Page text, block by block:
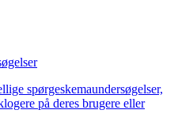
spørgeskemaundersøgelser,
på deres brugere eller